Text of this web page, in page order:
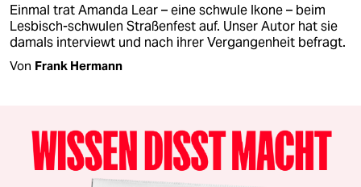
Einmal trat Amanda Lear – eine schwule Ikone – beim
Lesbisch-schwulen Straßenfest auf. Unser Autor hat sie
damals interviewt und nach ihrer Vergangenheit befragt.
Von Frank Hermann